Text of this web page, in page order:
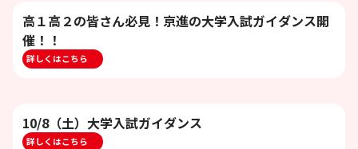
高１高２の皆さん必見！京進の大学入試ガイダンス開
催！！
詳しくはこちら
10/8（土）大学入試ガイダンス
詳しくはこちら